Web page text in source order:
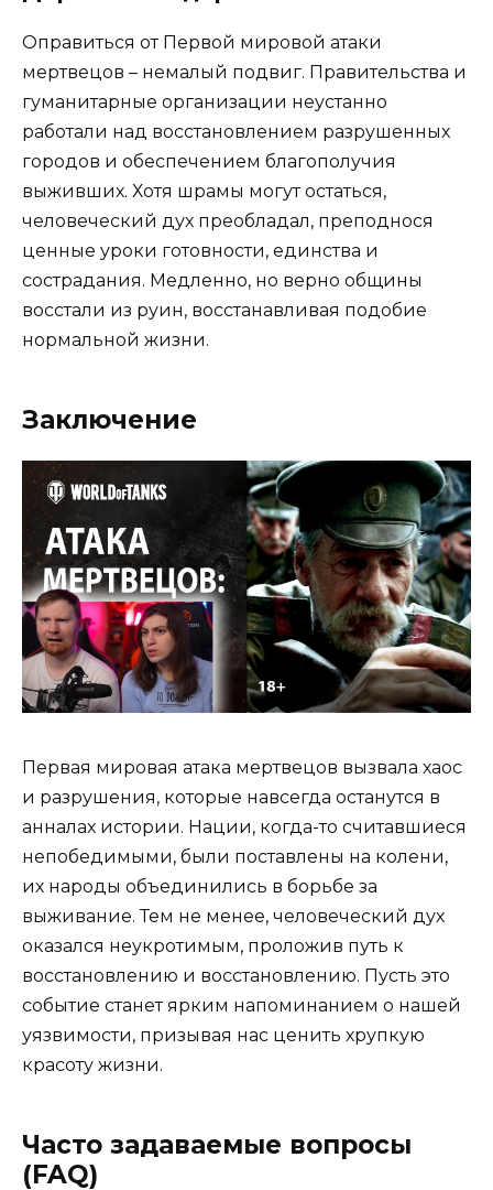
Оправиться от Первой мировой атаки
мертвецов – немалый подвиг. Правительства и
гуманитарные организации неустанно
работали над восстановлением разрушенных
городов и обеспечением благополучия
выживших. Хотя шрамы могут остаться,
человеческий дух преобладал, преподнося
ценные уроки готовности, единства и
сострадания. Медленно, но верно общины
восстали из руин, восстанавливая подобие
нормальной жизни.
Заключение
Первая мировая атака мертвецов вызвала хаос
и разрушения, которые навсегда останутся в
анналах истории. Нации, когда-то считавшиеся
непобедимыми, были поставлены на колени,
их народы объединились в борьбе за
выживание. Тем не менее, человеческий дух
оказался неукротимым, проложив путь к
восстановлению и восстановлению. Пусть это
событие станет ярким напоминанием о нашей
уязвимости, призывая нас ценить хрупкую
красоту жизни.
Часто задаваемые вопросы
(FAQ)